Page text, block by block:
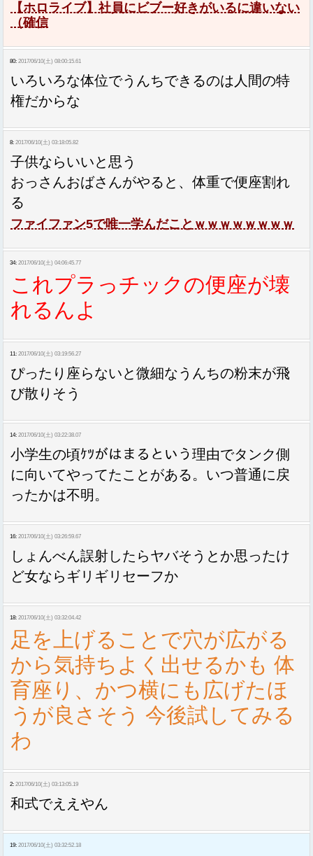
【ホロライブ】社員にビブー好きがいるに違いない
（確信
80: 2017/06/10(土) 08:00:15.61
いろいろな体位でうんちできるのは人間の特
権だからな
8: 2017/06/10(土) 03:18:05.82
子供ならいいと思う
おっさんおばさんがやると、体重で便座割れ
る
ファイファン5で唯一学んだことｗｗｗｗｗｗｗｗ
34: 2017/06/10(土) 04:06:45.77
これプラっチックの便座が壊
れるんよ
11: 2017/06/10(土) 03:19:56.27
ぴったり座らないと微細なうんちの粉末が飛
び散りそう
14: 2017/06/10(土) 03:22:38.07
小学生の頃ｹﾂがはまるという理由でタンク側
に向いてやってたことがある。いつ普通に戻
ったかは不明。
16: 2017/06/10(土) 03:26:59.67
しょんべん誤射したらヤバそうとか思ったけ
ど女ならギリギリセーフか
18: 2017/06/10(土) 03:32:04.42
足を上げることで穴が広がる
から気持ちよく出せるかも 体
育座り、かつ横にも広げたほ
うが良さそう 今後試してみる
わ
2: 2017/06/10(土) 03:13:05.19
和式でええやん
19: 2017/06/10(土) 03:32:52.18